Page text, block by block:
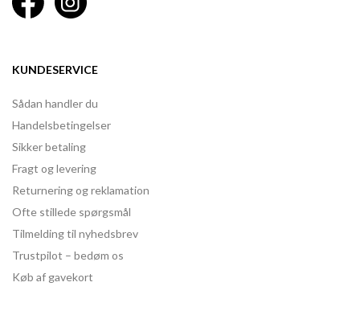
KUNDESERVICE
Sådan handler du
Handelsbetingelser
Sikker betaling
Fragt og levering
Returnering og reklamation
Ofte stillede spørgsmål
Tilmelding til nyhedsbrev
Trustpilot – bedøm os
Køb af gavekort